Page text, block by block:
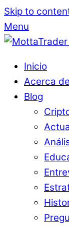
Skip to
Menu
Inicio
Acerca de
Blog